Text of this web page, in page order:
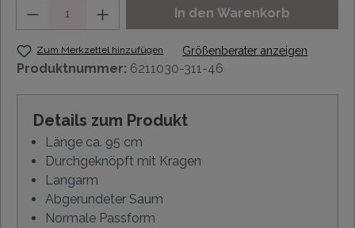
In den Warenkorb
Zum Merkzettel hinzufügen Größenberater anzeigen
Produktnummer: 6211030-311-46
Details zum Produkt
Länge ca. 95 cm
Durchgeknöpft mit Kragen
Langarm
Abgerundeter Saum
Normale Passform